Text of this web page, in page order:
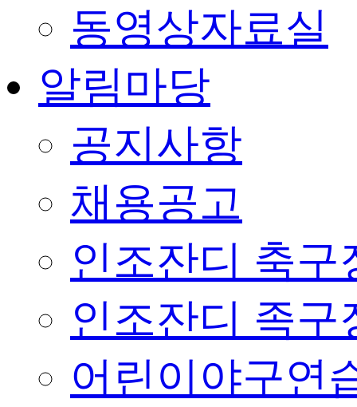
동영상자료실
알림마당
공지사항
채용공고
인조잔디 축구
인조잔디 족구
어린이야구연